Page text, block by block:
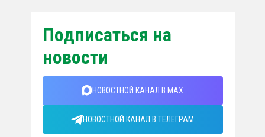
Подписаться на
новости
НОВОСТНОЙ КАНАЛ В MAX
НОВОСТНОЙ КАНАЛ В ТЕЛЕГРАМ